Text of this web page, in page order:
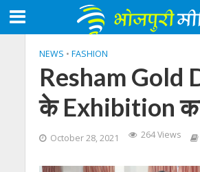
NEWS • FASHION
Resham Gold
के Exhibition
October 28, 2021 264 Views